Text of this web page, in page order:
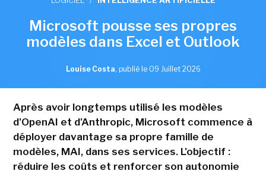
Microsoft pousse ses propres
modèles dans Excel et Outlook
Louise Costa, publié le 09 Juillet 2026
Après avoir longtemps utilisé les modèles
d'OpenAI et d'Anthropic, Microsoft commence à
déployer davantage sa propre famille de
modèles, MAI, dans ses services. L'objectif :
réduire les coûts et renforcer son autonomie